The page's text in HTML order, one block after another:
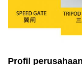
Profil perusahaan